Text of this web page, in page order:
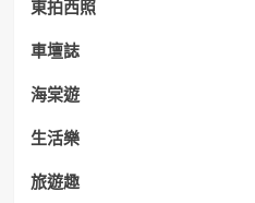
東拍西照
車壇誌
海棠遊
生活樂
旅遊趣